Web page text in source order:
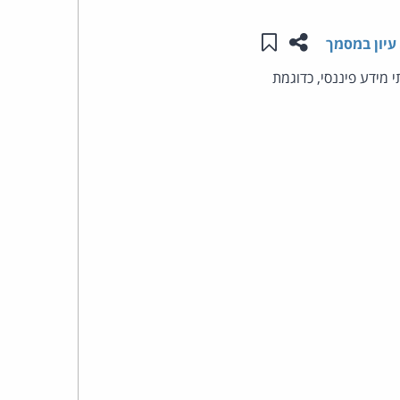
שתפו עמוד זה
שמור ב"תכנים שלי"
עיון במסמך
מידע פיננסי, כדוגמת